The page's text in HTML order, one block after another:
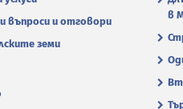
въпроси и отговори
земи
в